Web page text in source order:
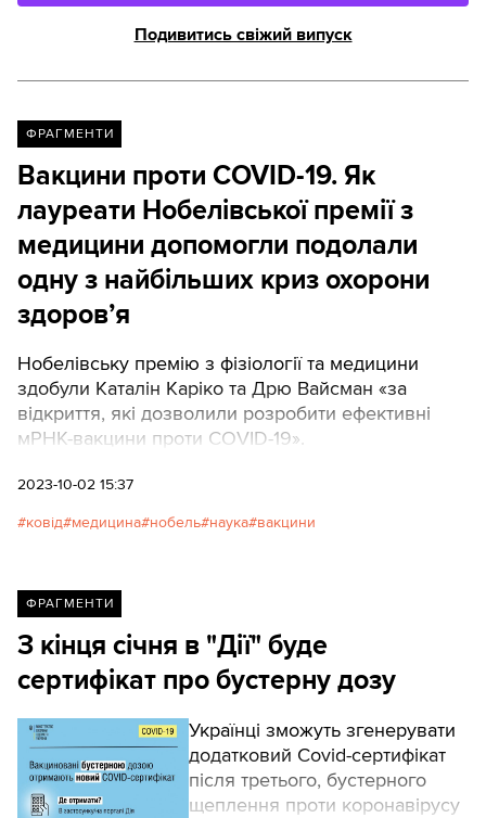
Подивитись свіжий випуск
ФРАГМЕНТИ
Вакцини проти COVID-19. Як
лауреати Нобелівської премії з
медицини допомогли подолали
одну з найбільших криз охорони
здоров’я
Нобелівську премію з фізіології та медицини
здобули Каталін Каріко та Дрю Вайсман «за
відкриття, які дозволили розробити ефективні
мРНК-вакцини проти COVID-19».
2023-10-02 15:37
ковід медицина нобель наука вакцини
ФРАГМЕНТИ
З кінця січня в "Дії" буде
сертифікат про бустерну дозу
Українці зможуть згенерувати
додатковий Covid-сертифікат
після третього, бустерного
щеплення проти коронавірусу